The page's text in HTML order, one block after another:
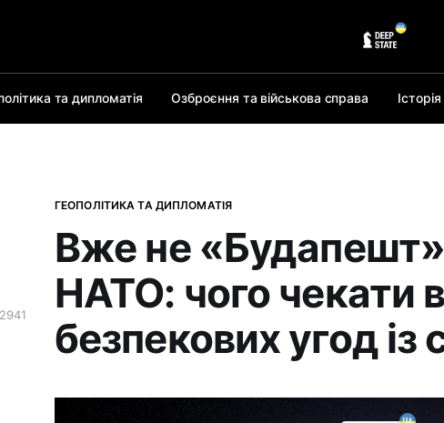
та дипломатія Озброєння та військова справа Історія
ГЕОПОЛІТИКА ТА ДИПЛОМАТІЯ
Вже не
НАТО: чого чекати
безпекових угод